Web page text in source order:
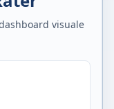
visuale